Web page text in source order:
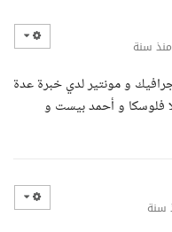
منذ سنة
و مونتير لدي خبرة عدة
فلوسكا و أحمد بيست و
سنة